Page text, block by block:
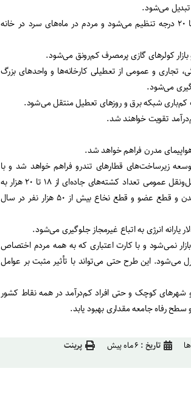
۵- دمای عمده خانه‌ها در زمستان روی ۱۸ تا ۲۰ درجه تنظیم می‌شود و مردم در ماه‌های سرد در خانه
تجاری و عمومی از تعطیلی کارخانه‌ها و واحدهای بزرگ
می‌شود.
زیرساخت‌های قطارهای تندرو فراهم خواهد شد و با
توسعه حمل‌ونقل ریلی و هوایی و توسعه حمل‌ونقل عمومی تعداد کشته‌های جاده‌ای از ۱۸ تا ۲۰ هزار به
نصف کاهش می‌یابد و از مصدوم و زخمی‌شدن و قطع عضو و قطع نخاع بیش از ۵۰ هزار نفر در سال
نمی‌شود و با کارت اعتباری که به همه مردم اختصاص
می‌شود. این طرح حتی می‌تواند با تأثیر مثبت بر عوامل
و شهرهای کوچک و حتی افراد کم‌درآمد در همه نقاط کشور
سطح رفاه جامعه مقداری بهبود یابد.
تاریخ : ۶ ماه پیش
پرینت